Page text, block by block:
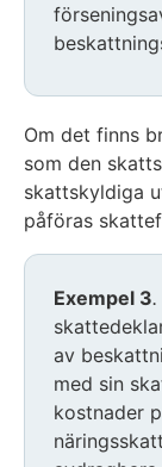
Om det finns
som den
skattskyldiga
påföras
Exempel 3.
av
med sin
kostnader